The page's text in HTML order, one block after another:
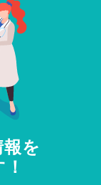
を